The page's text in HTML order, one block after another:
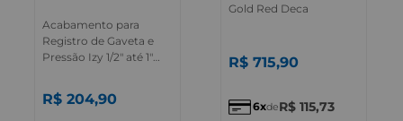
Acabamento para
Registro de Gaveta e
Pressão Izy 1/2" até 1"
R$ 204,90
Gold Red Deca
R$ 715,90
6 deR$ 115,73